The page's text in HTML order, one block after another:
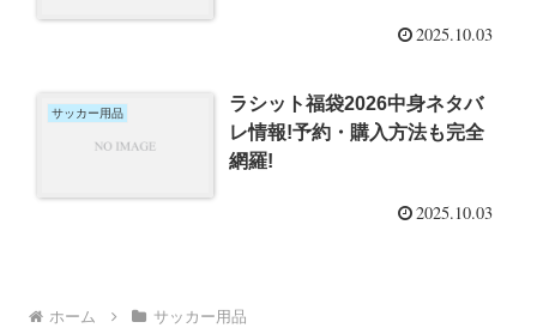
2025.10.03
サッカー用品
ラシット福袋2026中身ネタバ
レ情報!予約・購入方法も完全
網羅!
2025.10.03
ホーム サッカー用品